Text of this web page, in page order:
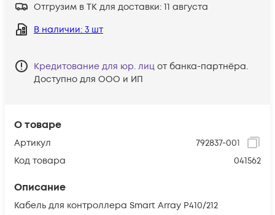
О товаре
Артикул
792837-001
Код товара
041562
Описание
Кабель для контроллера Smart Array P410/212
Отгрузим в ТК для доставки: 11 августа
В наличии: 3 шт
Кредитование для юр. лиц от банка-партнёра.
Доступно для ООО и ИП